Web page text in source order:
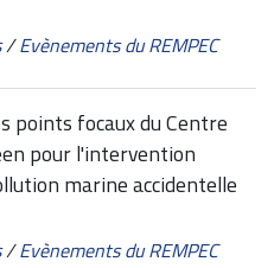
/Evènements du REMPEC
points focaux du Centre
pour l'intervention
marine accidentelle
/Evènements du REMPEC